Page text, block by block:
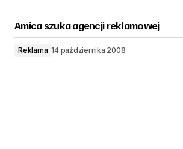
Amica szuka agencji reklamowej
Reklama 14 października 2008